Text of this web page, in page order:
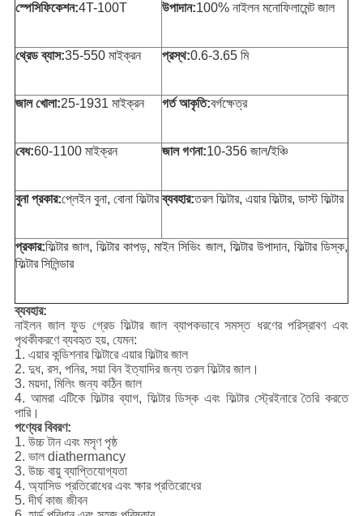
স্পেসিফিকেশন:4T-100T উপাদান:100% নাইলন মনোফিলামেন্ট জাল
থ্রেড ব্যাস:35-550 মাইক্রন প্রস্থ:0.6-3.65 মি
জাল খোলা:25-1931 মাইক্রন গর্ত আকৃতি:বর্গক্ষেত্র
বেধ:60-1100 মাইক্রন জাল গণনা:10-356 জাল/ইঞ্চি
বুনা প্রকার:প্লেইন বুনা, বোনা ফিল্টার ব্যবহার:তরল ফিল্টার, এয়ার ফিল্টার, ডাস্ট ফিল্টার
প্রকার:ফিল্টার জাল, ফিল্টার কাপড়, মাইন সিভিং জাল, ফিল্টার উপাদান, ফিল্টার ডিস্ক,
ফিল্টার সিলিন্ডার
ব্যবহার:
নাইলন জাল ফুড গ্রেড ফিল্টার জাল ব্যাপকভাবে সমস্ত ধরণের পরিস্রাবণ এবং
পৃথকীকরণে ব্যবহৃত হয়, যেমন:
1. এয়ার কন্ডিশনার ফিল্টারে এয়ার ফিল্টার জাল
2. দুধ, রস, পনির, সয়া বিন ইত্যাদির জন্য তরল ফিল্টার জাল।
3. ময়দা, মিলিং জন্য কঠিন জাল
4. আমরা এটিকে ফিল্টার ব্যাগ, ফিল্টার ডিস্ক এবং ফিল্টার স্ট্রেইনারে তৈরি করতে
পারি।
পণ্যের বিবরণ:
1. উচ্চ টান এবং মসৃণ পৃষ্ঠ
2. ভাল diathermancy
3. উচ্চ বায়ু ব্যাপ্তিযোগ্যতা
4. অ্যাসিড প্রতিরোধের এবং ক্ষার প্রতিরোধের
5. দীর্ঘ কাজ জীবন